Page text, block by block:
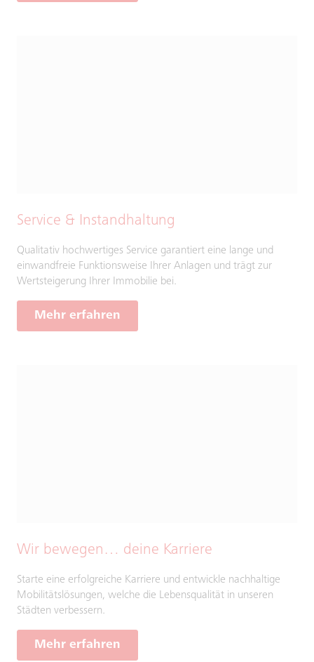
Service & Instandhaltung
Qualitativ hochwertiges Service garantiert eine lange und
einwandfreie Funktionsweise Ihrer Anlagen und trägt zur
Wertsteigerung Ihrer Immobilie bei.
Mehr erfahren
Wir bewegen… deine Karriere
Starte eine erfolgreiche Karriere und entwickle nachhaltige
Mobilitätslösungen, welche die Lebensqualität in unseren
Städten verbessern.
Mehr erfahren